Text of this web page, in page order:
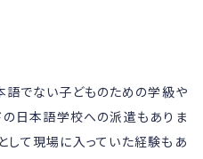
語でない子どものための学級や
の日本語学校への派遣もありま
して現場に入っていた経験もあ